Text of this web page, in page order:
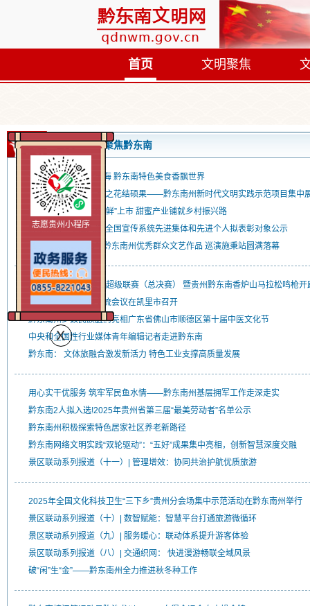
首页 文明聚焦
首页 聚焦黔东南
非遗酸汤首次自营出海 黔东南特色美食香飘世界
文明新风润心田 实践之花结硕果——黔东南州新时代文明实践示范项目集中
黔东南州各地草莓抢“鲜”上市 甜蜜产业铺就乡村振兴路
黔东南州一单位入选!全国宣传系统先进集体和先进个人拟表彰对象公示
“锦绣黔东南”2025年黔东南州优秀群众文艺作品 巡演施秉站圆满落幕
2025多彩贵州马拉松超级联赛（总决赛） 暨贵州黔东南香炉山马拉松鸣枪开
全省见义勇为工作交流会议在凯里市召开
黔东南州少数民族医药亮相广东省佛山市顺德区第十届中医文化节
中央和全国性行业媒体青年编辑记者走进黔东南
黔东南： 文体旅融合激发新活力 特色工业支撑高质量发展
用心实干优服务 筑牢军民鱼水情——黔东南州基层拥军工作走深走实
黔东南2人拟入选!2025年贵州省第三届“最美劳动者”名单公示
黔东南州积极探索特色居家社区养老新路径
黔东南网络文明实践“双轮驱动”：“五好”成果集中亮相，创新智慧深度交融
景区联动系列报道（十一）| 管理增效：协同共治护航优质旅游
2025年全国文化科技卫生“三下乡”贵州分会场集中示范活动在黔东南州举行
景区联动系列报道（十）| 数智赋能：智慧平台打通旅游微循环
景区联动系列报道（九）| 服务暖心：联动体系提升游客体验
景区联动系列报道（八）| 交通织网： 快进漫游畅联全域风景
破“闲”生“金”——黔东南州全力推进秋冬种工作
志愿贵州小程序